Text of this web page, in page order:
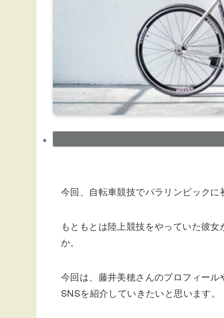
今回、自転車競技でパラリンピックに
もともとは陸上競技をやっていた彼
か。
今回は、藤井美穂さんのプロフィー
SNSを紹介していきたいと思います。